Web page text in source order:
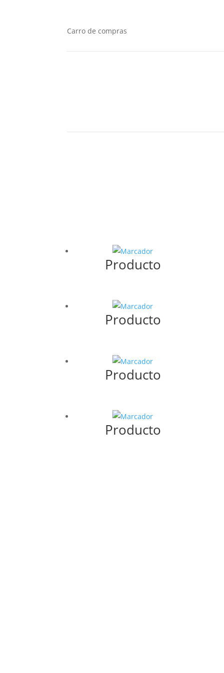
Carro de compras
Producto
Producto
Producto
Producto